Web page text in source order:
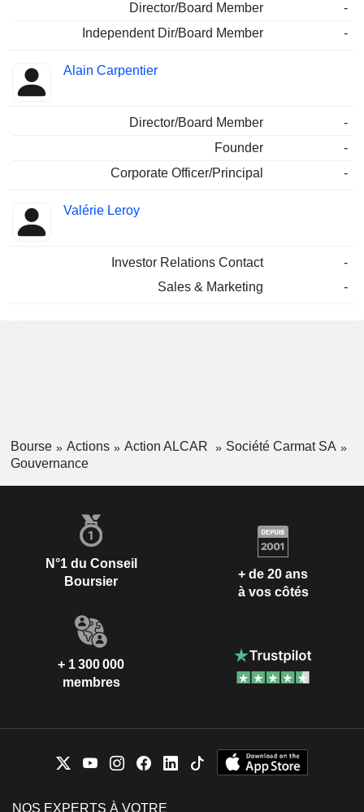
Director/Board Member
-
Independent Dir/Board Member
-
Alain Carpentier
Director/Board Member
-
Founder
-
Corporate Officer/Principal
-
Valérie Leroy
Investor Relations Contact
-
Sales & Marketing
-
Bourse Actions Action ALCAR
Société Carmat SA
Gouvernance
N°1 du Conseil
Boursier
+ de 20 ans
à vos côtés
+ 1 300 000
membres
NOS EXPERTS À VOTRE